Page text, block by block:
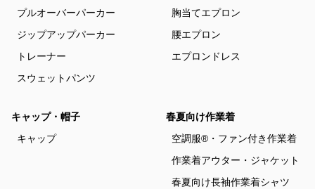
プルオーバーパーカー
ジップアップパーカー
トレーナー
スウェットパンツ
胸当てエプロン
腰エプロン
エプロンドレス
キャップ・帽子
キャップ
春夏向け作業着
空調服®・ファン付き作業着
作業着アウター・ジャケット
春夏向け長袖作業着シャツ